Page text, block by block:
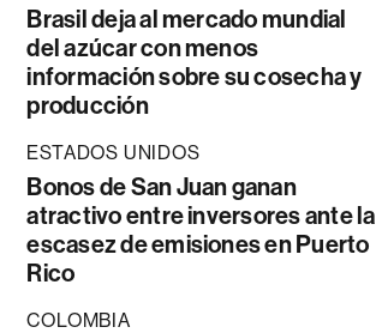
Brasil deja al mercado mundial
del azúcar con menos
información sobre su cosecha y
producción
ESTADOS UNIDOS
Bonos de San Juan ganan
atractivo entre inversores ante la
escasez de emisiones en Puerto
Rico
COLOMBIA